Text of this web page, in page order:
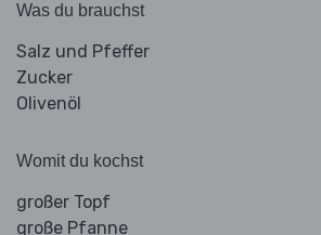
Was du brauchst
Salz und Pfeffer
Zucker
Olivenöl
Womit du kochst
großer Topf
große Pfanne